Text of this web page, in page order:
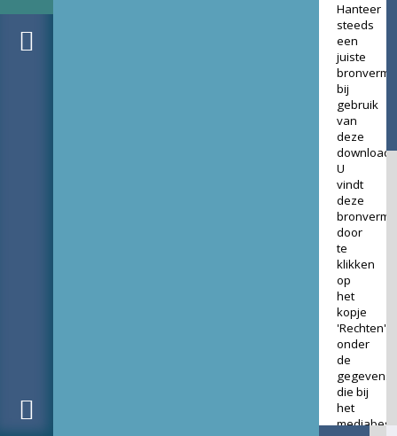
Hanteer
steeds
een
juiste
bij
gebruik
van
deze
download.
U
vindt
deze
door
te
klikken
op
het
kopje
'Rechten'
onder
de
gegevens
die bij
het